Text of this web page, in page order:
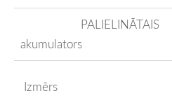
PALIELINĀTAIS
akumulators
Izmērs